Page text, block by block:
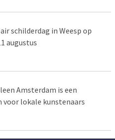
schilderdag in Weesp op
augustus
Amsterdam is een
lokale kunstenaars